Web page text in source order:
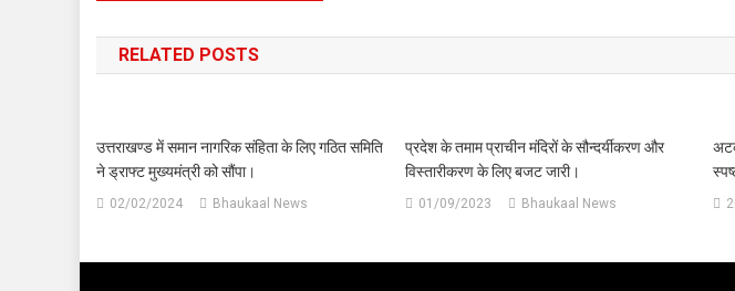
navigation
RELATED POSTS
उत्तराखण्ड में समान नागरिक संहिता के लिए गठित समिति
ने ड्राफ्ट मुख्यमंत्री को सौंपा।
02/02/2024 Bhaukaal News
प्रदेश के तमाम प्राचीन मंदिरों के सौन्दर्यीकरण और
विस्तारीकरण के लिए बजट जारी।
01/09/2023 Bhaukaal News